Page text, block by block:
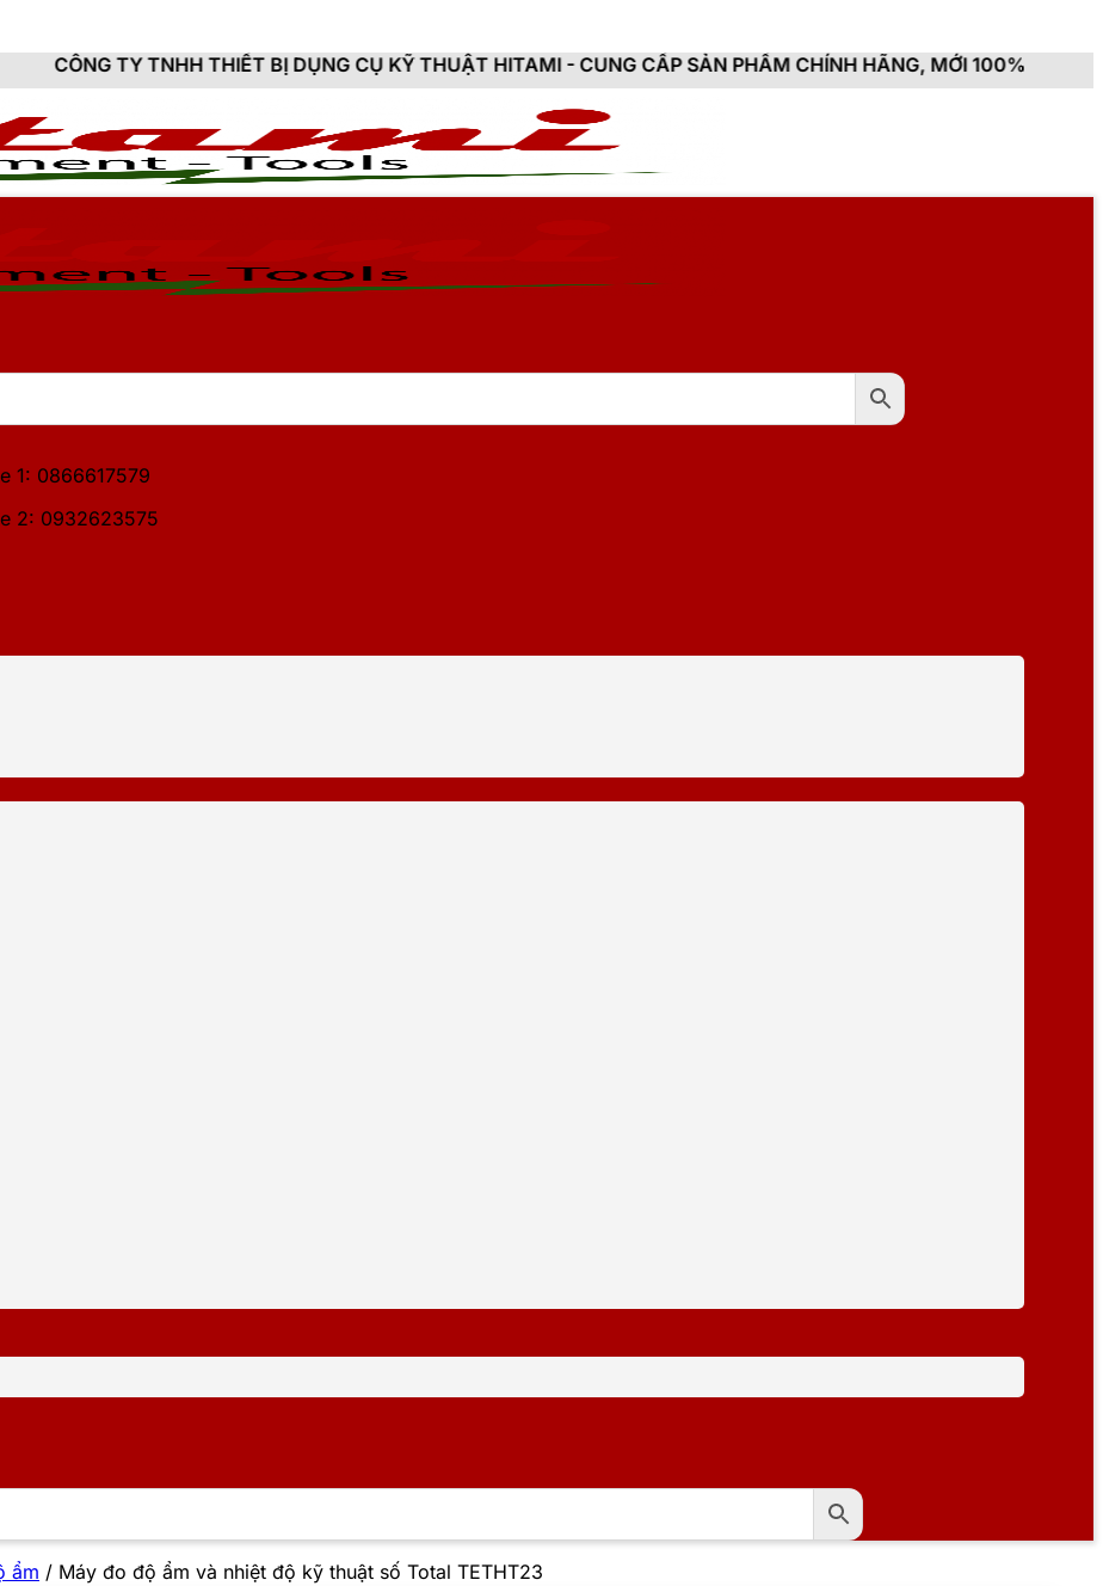
THIẾT BỊ DỤNG CỤ KỸ THUẬT HITAMI - CUNG CẤP SẢN PHẨM CHÍNH HÃNG, MỚI 100%, ĐẦY ĐỦ CHỨNG TỪ,
1: 0866617579
2: 0932623575
ẩm / Máy đo độ ẩm và nhiệt độ kỹ thuật số Total TETHT23